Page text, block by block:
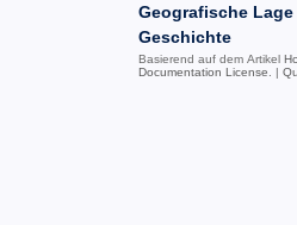
Geografische Lage
Geschichte
Basierend auf dem Artikel
Documentation License . |